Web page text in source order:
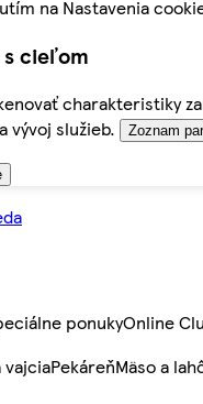
na Nastavenia
s cieľom
charakteristiky
vývoj služieb.
Zoznam
ponukyOnline
vajciaPekáreňMäso a